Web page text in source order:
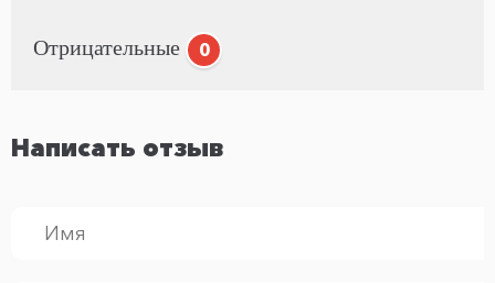
Отрицательные 0
Написать отзыв